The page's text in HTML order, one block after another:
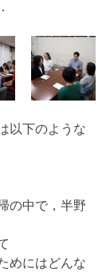
以下のような
の中で，半野
めにはどんな